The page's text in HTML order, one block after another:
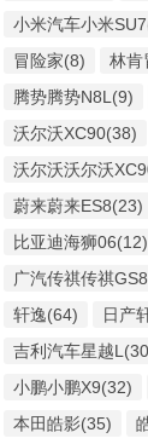
小米汽车小米
冒险家(8)
林肯
腾势腾势N8L(9)
沃尔沃XC90(38)
沃尔沃沃尔沃
蔚来蔚来ES8(23)
比亚迪海狮06(12)
广汽传祺传祺
轩逸(64)
日产
吉利汽车星越
小鹏小鹏X9(32)
本田皓影(35)